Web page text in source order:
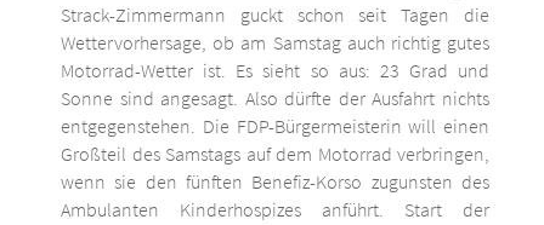
Strack-Zimmermann guckt schon seit Tagen die
Wettervorhersage, ob am Samstag auch richtig gutes
Motorrad-Wetter ist. Es sieht so aus: 23 Grad und
Sonne sind angesagt. Also dürfte der Ausfahrt nichts
entgegenstehen. Die FDP-Bürgermeisterin will einen
Großteil des Samstags auf dem Motorrad verbringen,
wenn sie den fünften Benefiz-Korso zugunsten des
Ambulanten Kinderhospizes anführt. Start der